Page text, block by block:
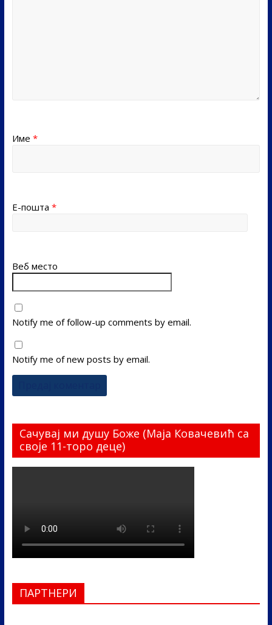
Име *
Е-пошта *
Веб место
Notify me of follow-up comments by email.
Notify me of new posts by email.
Сачувај ми душу Боже (Маја Ковачевић са
своје 11-торо деце)
ПАРТНЕРИ